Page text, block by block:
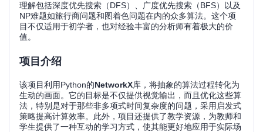
理解包括深度优先搜索（DFS）、广度优先搜索（BFS）以及
NP难题如旅行商问题和图着色问题在内的众多算法。这个项
目不仅适用于初学者，也对经验丰富的分析师有着极大的价
值。
项目介绍
该项目利用Python的NetworkX库，将抽象的算法过程转化为
生动的画面。它的目标是不仅提供视觉输出，而且优化这些算
法，特别是对于那些非多项式时间复杂度的问题，采用启发式
策略提高计算效率。此外，项目还提供了教学资源，为教师和
学生提供了一种互动的学习方式，使其能更好地应用于实际场